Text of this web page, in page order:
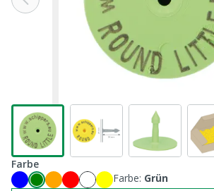
Farbe
Farbe: Grün